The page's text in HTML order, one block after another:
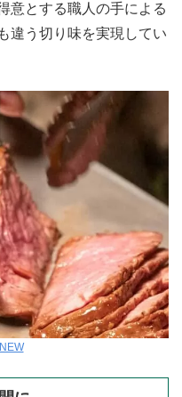
意とする職人の手による
違う切り味を実現してい